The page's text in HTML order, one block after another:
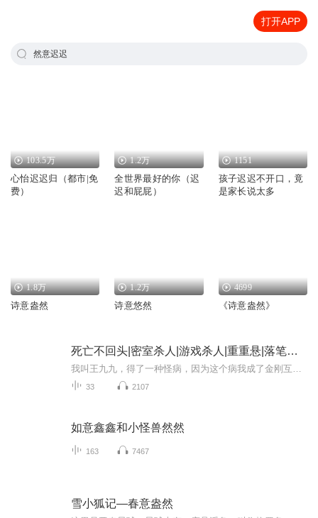
打开APP
然意迟迟
103.5万
心怡迟迟归（都市|免
费）
1.2万
全世界最好的你（迟
迟和屁屁）
1151
孩子迟迟不开口，竟
是家长说太多
1.8万
诗意盎然
1.2万
诗意悠然
4699
《诗意盎然》
死亡不回头|密室杀人|游戏杀人|重重悬|落笔迟迟演播
33 2107
如意鑫鑫和小怪兽然然
163 7467
雪小狐记—春意盎然